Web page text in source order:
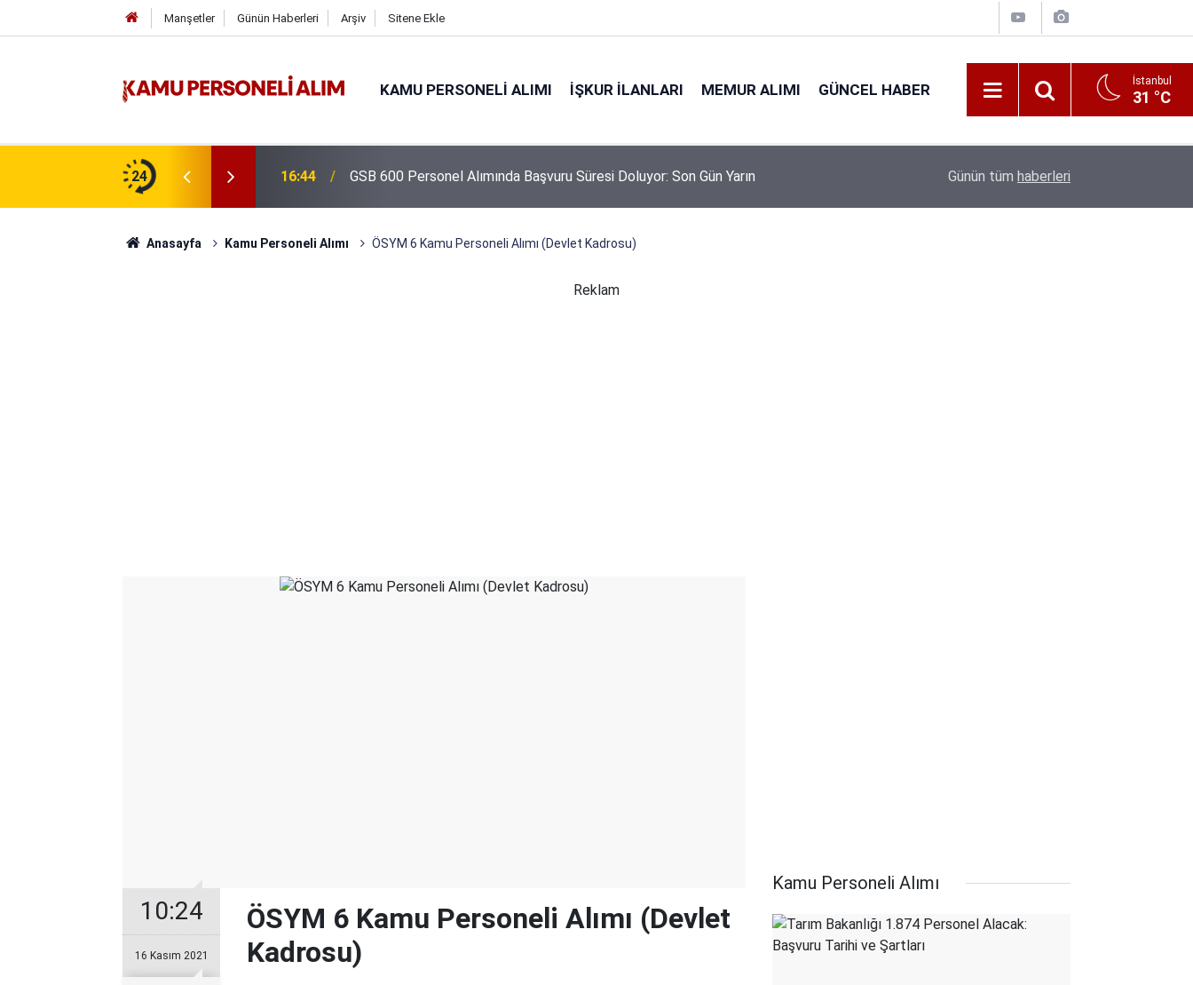
Manşetler Günün Haberleri Arşiv Sitene Ekle
KAMU PERSONELI ALIMI İŞKUR İLANLARI MEMUR ALIMI GÜNCEL HABER İstanbul
31 °C
24
16:44
GSB 600 Personel Alımında Başvuru Süresi Doluyor: Son Gün Yarın
16:38
Kıyı Emniyeti Genel Müdürlüğü 26 İşçi Alımı Yapacak Tarım Bakanlığı 1.874 Personel Alacak:
Günün tüm haberleri
Anasayfa Kamu Personeli Alımı ÖSYM 6 Kamu Personeli Alımı (Devlet Kadrosu)
Reklam
10:24
16 Kasım 2021
ÖSYM 6 Kamu Personeli Alımı (Devlet
Kadrosu)
Kamu Personeli Alımı